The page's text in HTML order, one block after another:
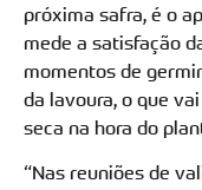
próxima safra, é o
mede a satisfação
momentos de
da lavoura, o que
seca na hora do
“Nas reuniões de